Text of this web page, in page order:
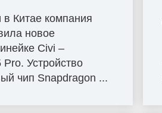
в Китае компания
новое
Civi –
Устройство
чип Snapdragon ...